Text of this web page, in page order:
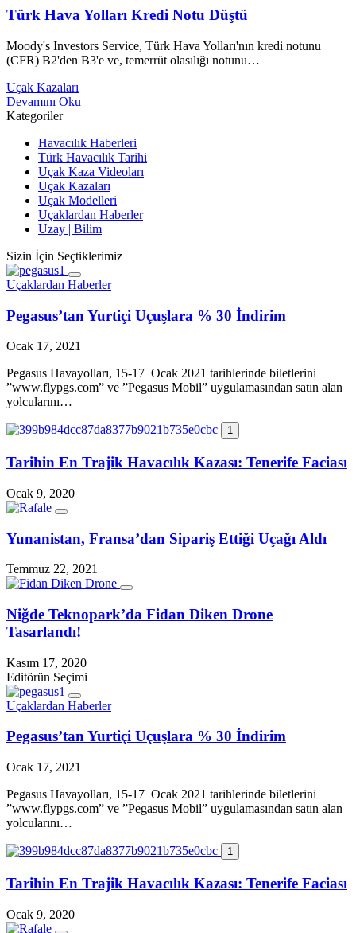
Türk Hava Yolları Kredi Notu Düştü
Moody's Investors Service, Türk Hava Yolları'nın kredi notunu
(CFR) B2'den B3'e ve, temerrüt olasılığı notunu…
Uçak Kazaları
Devamını Oku
Kategoriler
Havacılık Haberleri
Türk Havacılık Tarihi
Uçak Kaza Videoları
Uçak Kazaları
Uçak Modelleri
Uçaklardan Haberler
Uzay | Bilim
Sizin İçin Seçtiklerimiz
Uçaklardan Haberler
Pegasus’tan Yurtiçi Uçuşlara % 30 İndirim
Ocak 17, 2021
Pegasus Havayolları, 15-17 Ocak 2021 tarihlerinde biletlerini
”www.flypgs.com” ve ”Pegasus Mobil” uygulamasından satın alan
yolcularını…
1
Tarihin En Trajik Havacılık Kazası: Tenerife Faciası
Ocak 9, 2020
Yunanistan, Fransa’dan Sipariş Ettiği Uçağı Aldı
Temmuz 22, 2021
Niğde Teknopark’da Fidan Diken Drone
Tasarlandı!
Kasım 17, 2020
Editörün Seçimi
Uçaklardan Haberler
Pegasus’tan Yurtiçi Uçuşlara % 30 İndirim
Ocak 17, 2021
Pegasus Havayolları, 15-17 Ocak 2021 tarihlerinde biletlerini
”www.flypgs.com” ve ”Pegasus Mobil” uygulamasından satın alan
yolcularını…
1
Tarihin En Trajik Havacılık Kazası: Tenerife Faciası
Ocak 9, 2020